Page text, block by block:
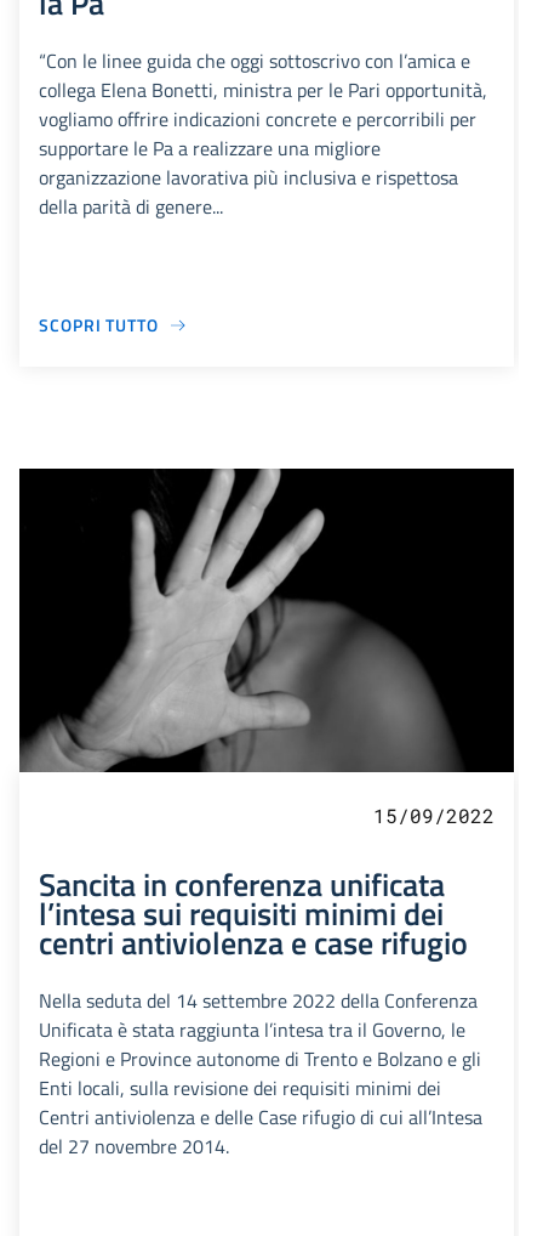
“Con le linee guida che oggi sottoscrivo con l’amica e
collega Elena Bonetti, ministra per le Pari opportunità,
vogliamo offrire indicazioni concrete e percorribili per
supportare le Pa a realizzare una migliore
organizzazione lavorativa più inclusiva e rispettosa
della parità di genere...
SCOPRI TUTTO
15/09/2022
Sancita in conferenza unificata
l’intesa sui requisiti minimi dei
centri antiviolenza e case rifugio
Nella seduta del 14 settembre 2022 della Conferenza
Unificata è stata raggiunta l’intesa tra il Governo, le
Regioni e Province autonome di Trento e Bolzano e gli
Enti locali, sulla revisione dei requisiti minimi dei
Centri antiviolenza e delle Case rifugio di cui all’Intesa
del 27 novembre 2014.